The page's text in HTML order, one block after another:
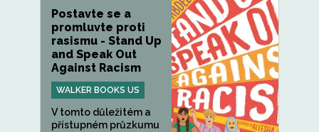
Postavte se a
promluvte proti
rasismu - Stand Up
and Speak Out
Against Racism
WALKER BOOKS US
V tomto důležitém a
přístupném průzkumu